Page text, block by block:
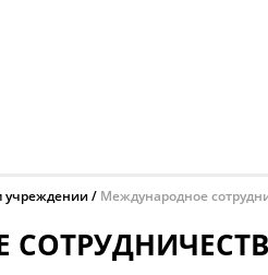
учреждении Международное